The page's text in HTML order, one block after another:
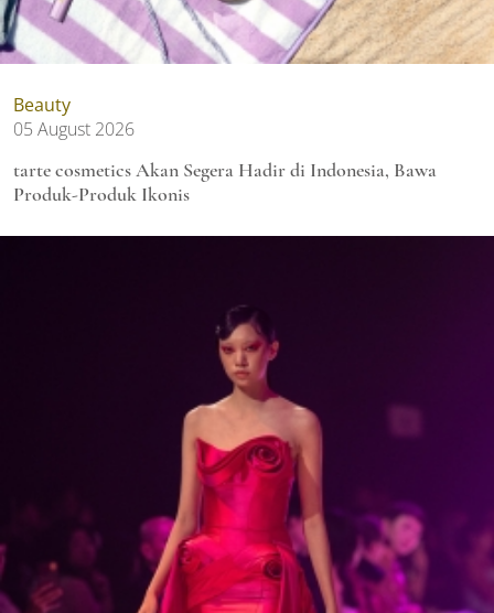
Beauty
05 August 2026
tarte cosmetics Akan Segera Hadir di Indonesia, Bawa
Produk-Produk Ikonis